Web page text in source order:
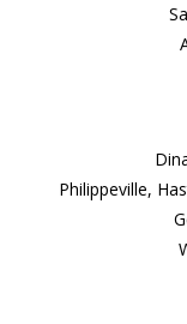
Philippeville,